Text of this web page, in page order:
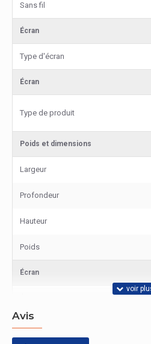
Sans fil
Écran
Type d'écran
Écran
Type de produit
Poids et dimensions
Largeur
Profondeur
Hauteur
Poids
Écran
Avis